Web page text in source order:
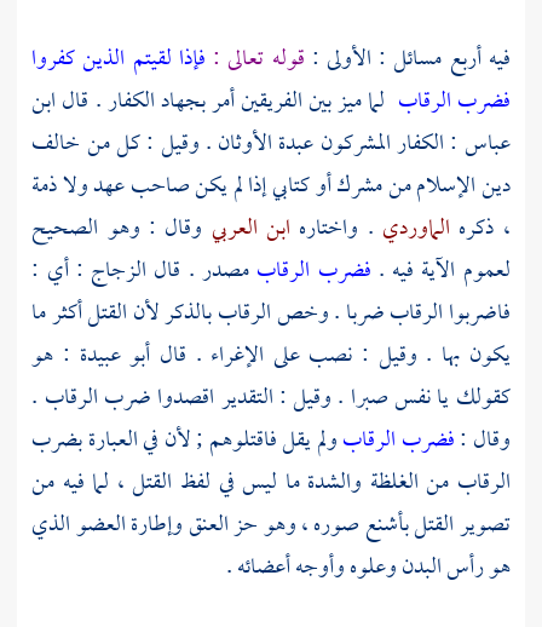
فيه أربع مسائل : الأولى : قوله تعالى : فإذا لقيتم الذين كفروا
فضرب الرقاب لما ميز بين الفريقين أمر بجهاد الكفار . قالابن
عباس : الكفار المشركون عبدة الأوثان . وقيل : كل من خالف
دين الإسلام من مشرك أو كتابي إذا لم يكن صاحب عهد ولا ذمة
، ذكره الماوردي . واختاره ابن العربي وقال : وهو الصحيح
لعموم الآية فيه . فضرب الرقابمصدر . قال الزجاج : أي :
فاضربوا الرقاب ضربا . وخص الرقاب بالذكر لأن القتل أكثر ما
يكون بها . وقيل : نصب على الإغراء . قال أبو عبيدة : هو
كقولك يا نفس صبرا . وقيل : التقدير اقصدوا ضرب الرقاب .
وقال :فضرب الرقابولم يقل فاقتلوهم ; لأن في العبارة بضرب
الرقاب من الغلظة والشدة ما ليس في لفظ القتل ، لما فيه من
تصوير القتل بأشنع صوره ، وهو حز العنق وإطارة العضو الذي
هو رأس البدن وعلوه وأوجه أعضائه .